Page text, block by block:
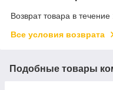
Возврат товара в
Все условия возврата
Подобные товары